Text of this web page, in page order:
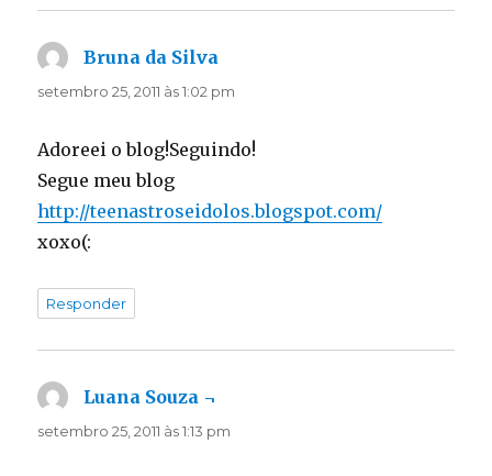
Bruna da Silva
setembro 25, 2011 às 1:02 pm
Adoreei o blog!Seguindo!
Segue meu blog
http://teenastroseidolos.blogspot.com/
xoxo(:
Responder
Luana Souza ¬
setembro 25, 2011 às 1:13 pm